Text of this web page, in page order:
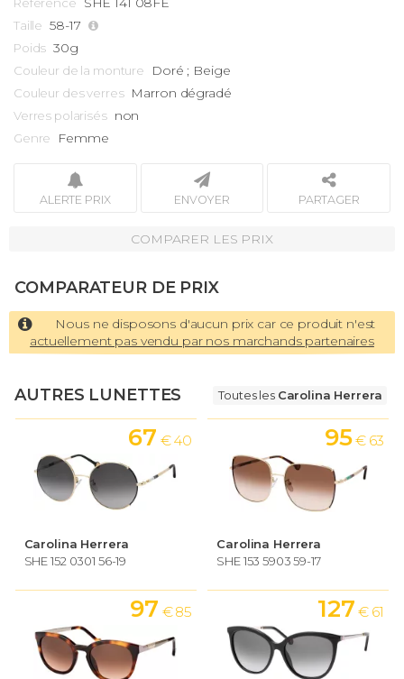
Taille 58-17
Poids 30g
Couleur de la monture Doré ; Beige
Couleur des verres Marron dégradé
Verres polarisés non
Genre Femme
ALERTE PRIX ENVOYER PARTAGER
COMPARER LES PRIX
COMPARATEUR DE PRIX
Nous ne disposons d'aucun prix car ce produit n'est
actuellement pas vendu par nos marchands partenaires
AUTRES LUNETTES Toutes les Carolina Herrera
Carolina Herrera
SHE 152 0301 56-19
67 € 40
Carolina Herrera
SHE 153 5903 59-17
95 € 63
97 € 85 127 € 61